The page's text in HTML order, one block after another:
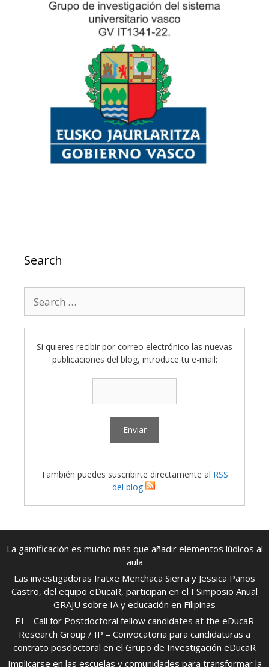
Search
for:
Si quieres recibir por correo electrónico las nuevas
publicaciones del blog, introduce tu e-mail:
También puedes suscribirte directamente al RSS
del blog
.
La gamificación es mucho más que añadir elementos lúdicos al
aula
Las investigadoras Iratxe Menchaca Sierra y Jessica Paños
Castro, del equipo eDucaR, participan en el I Simposio Anual
GRAJU sobre IA y educación en Filipinas
PI – Call for Postdoctoral fellow candidates at the eDucaR
Research Group / IP – Convocatoria para candidaturas a
contrato posdoctoral en el Grupo de Investigación eDucaR
Implicarse en las escuelas y comunidades para transformar la